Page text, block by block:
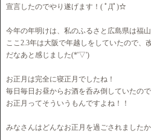
宣言したのでやり遂げます！( ﾟДﾟ)☆
今年の年明けは、私のふるさと広島県は福山
ここ2.3年は大阪で年越しをしていたので、
だなあと感じました(*'▽')
お正月は完全に寝正月でしたね！
毎日毎日お昼からお酒を呑み倒していたの
お正月ってそういうもんですよね！！
みなさんはどんなお正月を過ごされました